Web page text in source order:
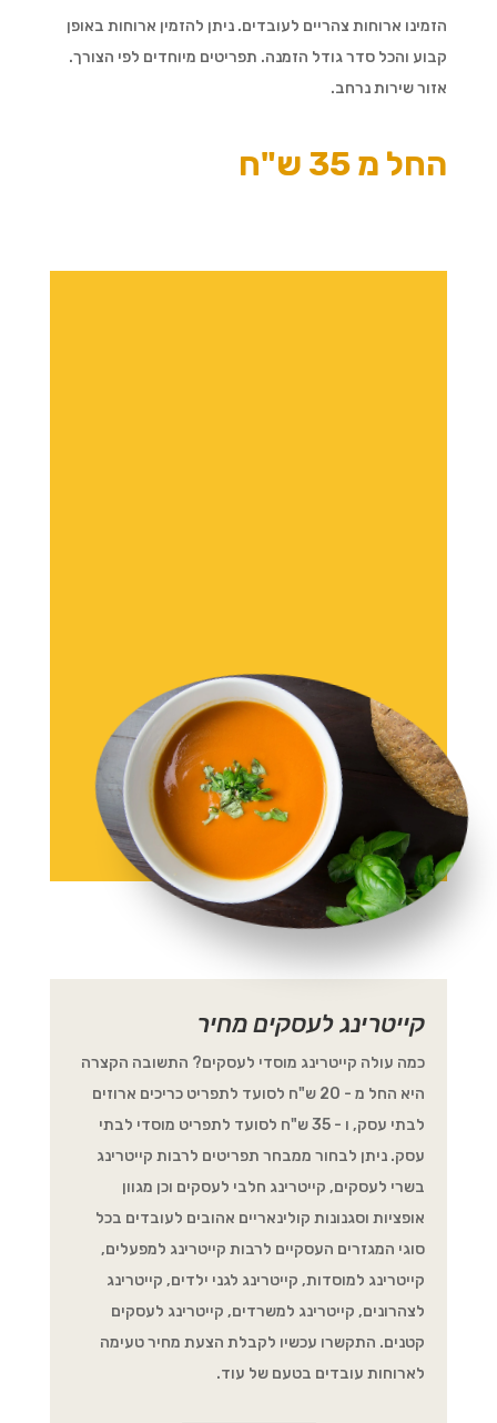
הזמינו ארוחות צהריים לעובדים. ניתן להזמין ארוחות באופן
קבוע והכל סדר גודל הזמנה. תפריטים מיוחדים לפי הצורך.
אזור שירות נרחב.
החל מ 35 ש"ח
קייטרינג לעסקים מחיר
כמה עולה קייטרינג מוסדי לעסקים? התשובה הקצרה
היא החל מ - 20 ש"ח לסועד לתפריט כריכים ארוזים
לבתי עסק, ו - 35 ש"ח לסועד לתפריט מוסדי לבתי
עסק. ניתן לבחור ממבחר תפריטים לרבות קייטרינג
בשרי לעסקים, קייטרינג חלבי לעסקים וכן מגוון
אופציות וסגנונות קולינאריים אהובים לעובדים בכל
סוגי המגזרים העסקיים לרבות קייטרינג למפעלים,
קייטרינג למוסדות, קייטרינג לגני ילדים, קייטרינג
לצהרונים, קייטרינג למשרדים, קייטרינג לעסקים
קטנים. התקשרו עכשיו לקבלת הצעת מחיר טעימה
לארוחות עובדים בטעם של עוד.